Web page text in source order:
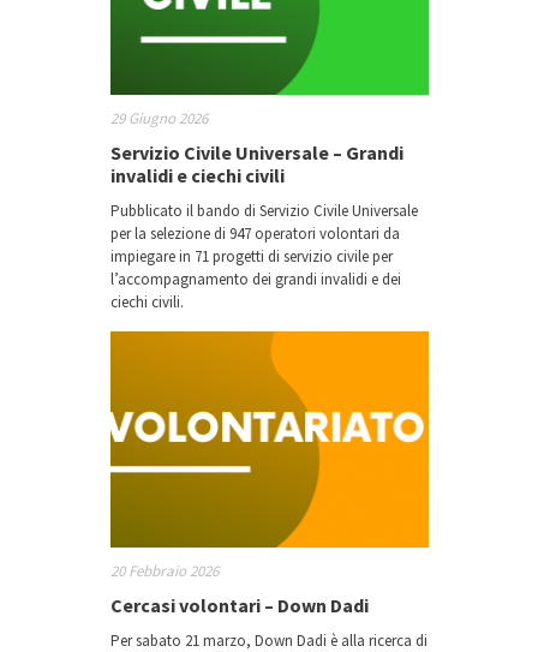
29 Giugno 2026
Servizio Civile Universale – Grandi
invalidi e ciechi civili
Pubblicato il bando di Servizio Civile Universale
per la selezione di 947 operatori volontari da
impiegare in 71 progetti di servizio civile per
l’accompagnamento dei grandi invalidi e dei
ciechi civili.
20 Febbraio 2026
Cercasi volontari – Down Dadi
Per sabato 21 marzo, Down Dadi è alla ricerca di